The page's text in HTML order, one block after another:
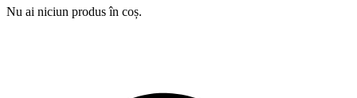
Nu ai niciun produs în coș.